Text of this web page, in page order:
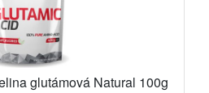
glutámová Natural 100g